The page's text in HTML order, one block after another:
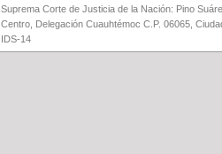
Suprema Corte de Justicia de la Nación: Pino
Centro, Delegación Cuauhtémoc C.P. 06065,
IDS-14